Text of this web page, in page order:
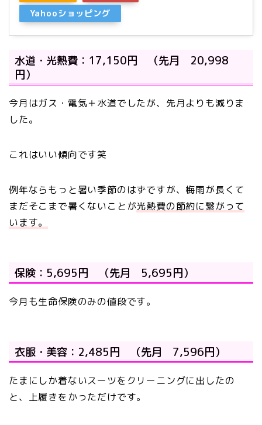
Yahooショッピング
水道・光熱費：17,150円 （先月 20,998
円）
今月はガス・電気＋水道でしたが、先月よりも減りま
した。
これはいい傾向です笑
例年ならもっと暑い季節のはずですが、梅雨が長くて
まだそこまで暑くないことが光熱費の節約に繋がって
います。
保険：5,695円 （先月 5,695円）
今月も生命保険のみの値段です。
衣服・美容：2,485円 （先月 7,596円）
たまにしか着ないスーツをクリーニングに出したの
と、上履きをかっただけです。